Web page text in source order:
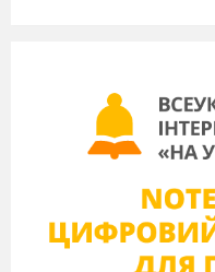
дій.
Віднімання
45-7.
54
Лінійні